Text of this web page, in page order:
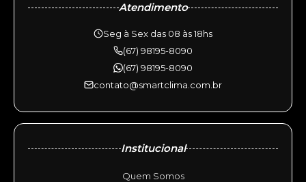
Atendimento
Seg à Sex das 08 às 18hs
(67) 98195-8090
(67) 98195-8090
contato@smartclima.com.br
Institucional
Quem Somos